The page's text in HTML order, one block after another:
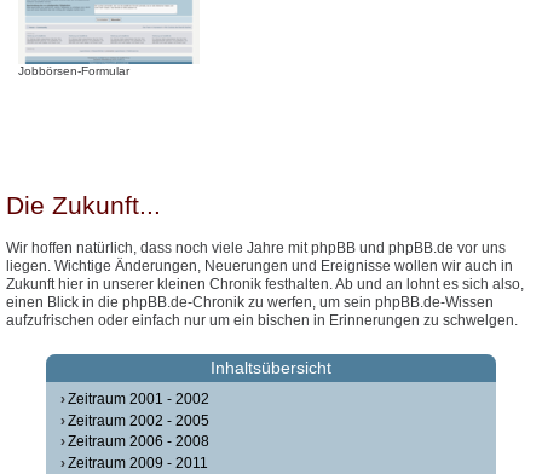
Jobbörsen-Formular
Die Zukunft...
Wir hoffen natürlich, dass noch viele Jahre mit phpBB und phpBB.de vor uns
liegen. Wichtige Änderungen, Neuerungen und Ereignisse wollen wir auch in
Zukunft hier in unserer kleinen Chronik festhalten. Ab und an lohnt es sich also,
einen Blick in die phpBB.de-Chronik zu werfen, um sein phpBB.de-Wissen
aufzufrischen oder einfach nur um ein bischen in Erinnerungen zu schwelgen.
Inhaltsübersicht
Zeitraum 2001 - 2002
Zeitraum 2002 - 2005
Zeitraum 2006 - 2008
Zeitraum 2009 - 2011